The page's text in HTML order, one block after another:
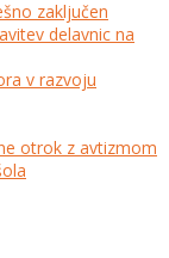
zaključen
delavnic na
v razvoju
otrok z avtizmom